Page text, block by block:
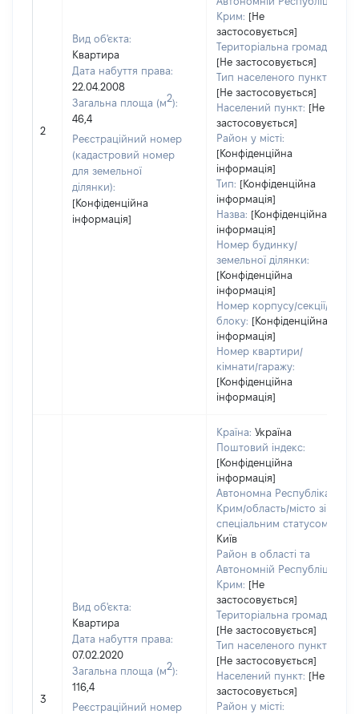
2
Вид об'єкта:
Квартира
Дата набуття права:
22.04.2008
Загальна площа (м2):
46,4
Реєстраційний номер
(кадастровий номер
для земельної
ділянки):
[Конфіденційна
інформація]
Крим: [Не
застосовується]
Територіальна громада:
[Не застосовується]
Тип населеного пункту:
[Не застосовується]
Населений пункт: [Не
застосовується]
Район у місті:
[Конфіденційна
інформація]
Тип: [Конфіденційна
інформація]
Назва: [Конфіденційна
інформація]
Номер будинку/
земельної ділянки:
[Конфіденційна
інформація]
Номер корпусу/секції/
блоку: [Конфіденційна
інформація]
Номер квартири/
кімнати/гаражу:
[Конфіденційна
інформація]
3
Вид об'єкта:
Квартира
Дата набуття права:
07.02.2020
Загальна площа (м2):
116,4
Реєстраційний номер
Країна: Україна
Поштовий індекс:
[Конфіденційна
інформація]
Автономна Республіка
Крим/область/місто зі
спеціальним статусом:
Київ
Район в області та
Автономній Республіці
Крим: [Не
застосовується]
Територіальна громада:
[Не застосовується]
Тип населеного пункту:
[Не застосовується]
Населений пункт: [Не
застосовується]
Район у місті: